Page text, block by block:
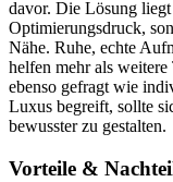
davor. Die Lösung
Optimierungsdruck,
Nähe. Ruhe, echte
helfen mehr als
ebenso gefragt wie
Luxus begreift, sollte
bewusster zu gestalten.
Vorteile &